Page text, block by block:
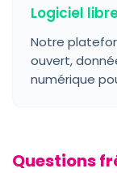
Logiciel
Notre
ouvert,
numérique
Questions